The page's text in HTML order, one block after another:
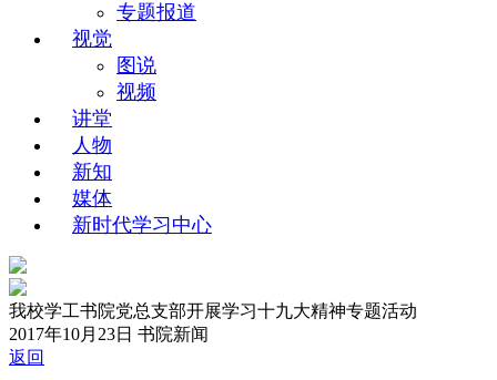
专题报道
视觉
图说
视频
讲堂
人物
新知
媒体
新时代学习中心
我校学工书院党总支部开展学习十九大精神专题活动
2017年10月23日 书院新闻
返回